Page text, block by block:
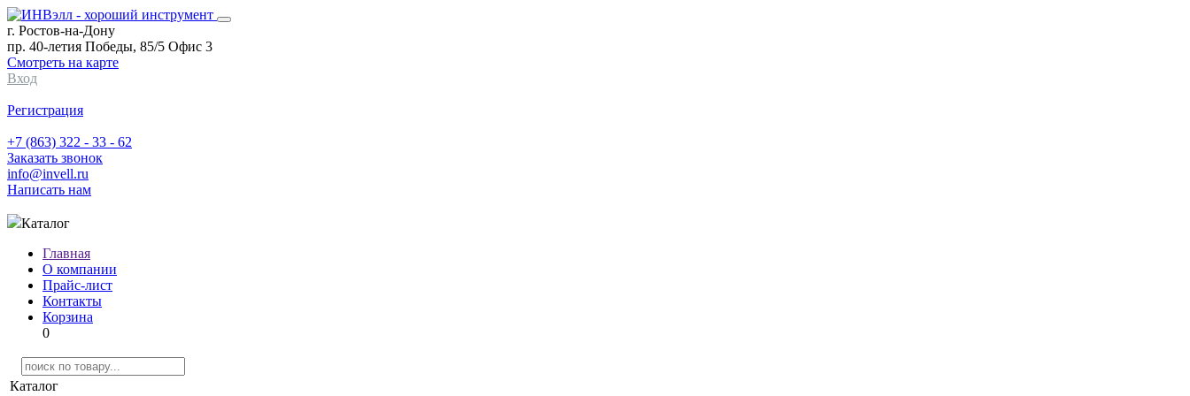
г. Ростов-на-Дону
пр. 40-летия Победы, 85/5 Офис 3
Смотреть на карте
Вход
Регистрация
+7 (863) 322 - 33 - 62
Заказать звонок
info@invell.ru
Написать нам
Каталог
Главная
О компании
Прайс-лист
Контакты
Корзина
0
Каталог